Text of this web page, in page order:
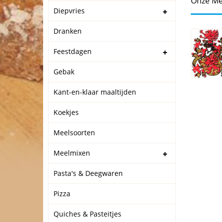
Diepvries
Dranken
Feestdagen
Gebak
Kant-en-klaar maaltijden
Koekjes
Meelsoorten
Meelmixen
Pasta's & Deegwaren
Pizza
Quiches & Pasteitjes